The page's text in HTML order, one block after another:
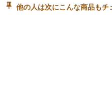
他の人は次にこんな商品もチ